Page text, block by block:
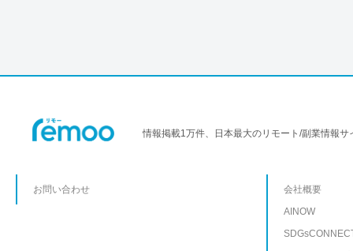
情報掲載1万件、日本最大のリモート/副業情報サ
お問い合わせ
会社概要
AINOW